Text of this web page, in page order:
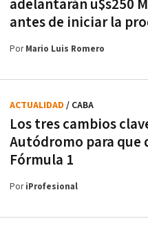
adelantarán u$s250
antes de iniciar la
PorMario Luis Romero
Los tres cambios
Autódromo para que
Fórmula 1
ACTUALIDAD / CABA
PoriProfesional